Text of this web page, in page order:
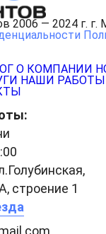
2006 — 2024 г. г.
О КОМПАНИИ
НАШИ РАБОТЫ
строение 1